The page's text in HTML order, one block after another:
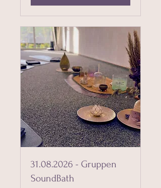
31.08.2026 - Gruppen
SoundBath